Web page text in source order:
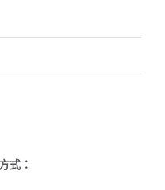
式：